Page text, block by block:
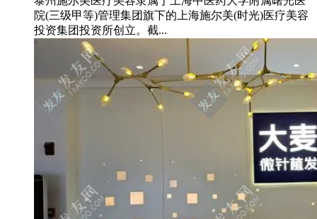
院(三级甲等)管理集团旗下的上海施尔美(时光)医疗美容
投资集团投资所创立。截...